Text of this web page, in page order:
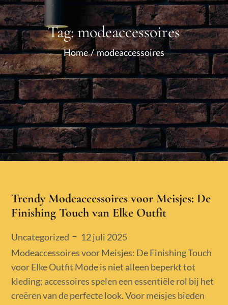
Tag:modeaccessoires
Home modeaccessoires
Trendy Modeaccessoires voor Meisjes: De
Finishing Touch van Elke Outfit
Uncategorized
Posted
on
12 juli 2025
Modeaccessoires voor Meisjes: De Finishing Touch
voor Elke Outfit Mode is niet alleen beperkt tot
kleding; accessoires spelen een essentiële rol bij het
creëren van de perfecte look. Voor meisjes bieden